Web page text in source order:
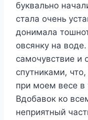
буквально
стала очень
донимала
овсянку на
самочувствие
спутниками,
при моем весе в
Вдобавок ко
неприятный